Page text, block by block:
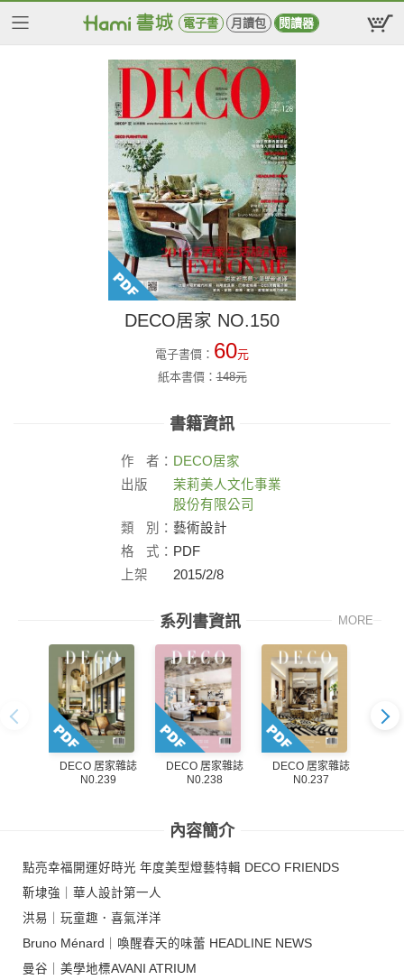
電子書 月讀包 閱讀器
DECO居家 NO.150
電子書價： 60元
紙本書價：148元
書籍資訊
作 者： DECO居家
出版
茉莉美人文化事業
股份有限公司
類
別： 藝術設計
格
式： PDF
上架
2015/2/8
系列書資訊 MORE
DECO 居家雜誌
N0.239
DECO 居家雜誌
N0.238
DECO 居家雜誌
N0.237
內容簡介
點亮幸福開運好時光 年度美型燈藝特輯 DECO FRIENDS
靳埭強｜華人設計第一人
洪易｜玩童趣．喜氣洋洋
Bruno Ménard｜喚醒春天的味蕾 HEADLINE NEWS
曼谷｜美學地標AVANI ATRIUM